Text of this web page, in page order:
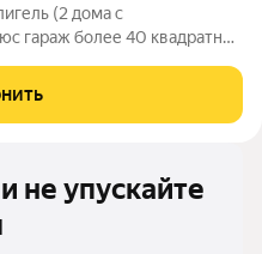
(2 дома с
гараж более 40 квадратных
инфраструктурой, в
не упускайте